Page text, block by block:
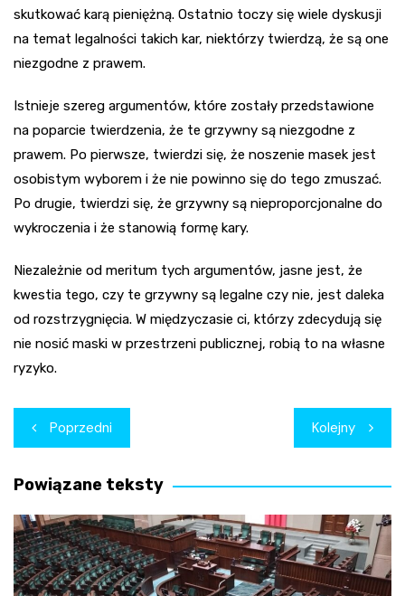
skutkować karą pieniężną. Ostatnio toczy się wiele dyskusji
na temat legalności takich kar, niektórzy twierdzą, że są one
niezgodne z prawem.
Istnieje szereg argumentów, które zostały przedstawione
na poparcie twierdzenia, że te grzywny są niezgodne z
prawem. Po pierwsze, twierdzi się, że noszenie masek jest
osobistym wyborem i że nie powinno się do tego zmuszać.
Po drugie, twierdzi się, że grzywny są nieproporcjonalne do
wykroczenia i że stanowią formę kary.
Niezależnie od meritum tych argumentów, jasne jest, że
kwestia tego, czy te grzywny są legalne czy nie, jest daleka
od rozstrzygnięcia. W międzyczasie ci, którzy zdecydują się
nie nosić maski w przestrzeni publicznej, robią to na własne
ryzyko.
Nawigacja
wpisu
Poprzedni Kolejny
Powiązane teksty